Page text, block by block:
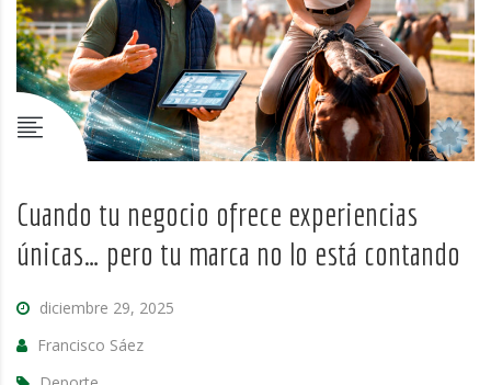
Cuando tu negocio ofrece experiencias
únicas… pero tu marca no lo está contando
diciembre 29, 2025
Francisco Sáez